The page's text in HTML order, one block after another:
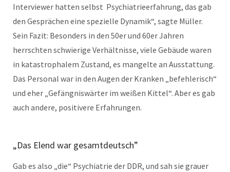
Interviewer hatten selbst Psychiatrieerfahrung, das gab
den Gesprächen eine spezielle Dynamik“, sagte Müller.
Sein Fazit: Besonders in den 50er und 60er Jahren
herrschten schwierige Verhältnisse, viele Gebäude waren
in katastrophalem Zustand, es mangelte an Ausstattung.
Das Personal war in den Augen der Kranken „befehlerisch“
und eher „Gefängniswärter im weißen Kittel“. Aber es gab
auch andere, positivere Erfahrungen.
„Das Elend war gesamtdeutsch”
Gab es also „die“ Psychiatrie der DDR, und sah sie grauer